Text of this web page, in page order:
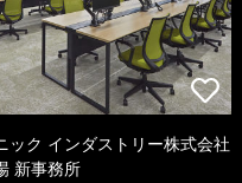
ック インダストリー株式会社
新事務所